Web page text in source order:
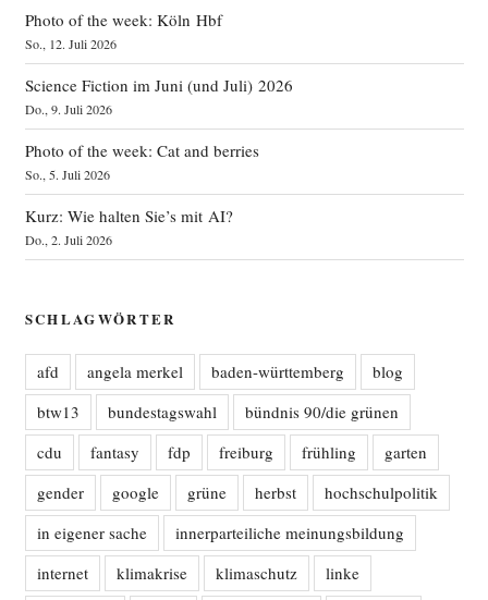
Photo of the week: Köln Hbf
So., 12. Juli 2026
Science Fiction im Juni (und Juli) 2026
Do., 9. Juli 2026
Photo of the week: Cat and berries
So., 5. Juli 2026
Kurz: Wie halten Sie’s mit AI?
Do., 2. Juli 2026
SCHLAGWÖRTER
afd angela merkel baden-württemberg
blog
btw13
bundestagswahl
bündnis 90/die grünen
cdu
fantasy fdp freiburg frühling
garten
gender
google grüne herbst
hochschulpolitik
in eigener sache
innerparteiliche meinungsbildung
internet
klimakrise klimaschutz
linke